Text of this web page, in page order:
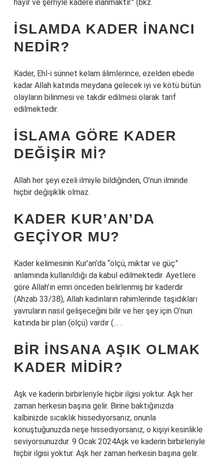
hayır ve şerriyle kadere inanmaktır.” (bkz.
İSLAMDA KADER INANCI
NEDIR?
Kader, Ehl-i sünnet kelam âlimlerince, ezelden ebede
kadar Allah katında meydana gelecek iyi ve kötü bütün
olayların bilinmesi ve takdir edilmesi olarak tarif
edilmektedir.
İSLAMA GÖRE KADER
DEĞIŞIR MI?
Allah her şeyi ezeli ilmiyle bildiğinden, O’nun ilminde
hiçbir değişiklik olmaz.
KADER KUR’AN’DA
GEÇIYOR MU?
Kader kelimesinin Kur’an’da “ölçü, miktar ve güç”
anlamında kullanıldığı da kabul edilmektedir. Ayetlere
göre Allah’ın emri önceden belirlenmiş bir kaderdir
(Ahzab 33/38), Allah kadınların rahimlerinde taşıdıkları
yavruların nasıl gelişeceğini bilir ve her şey için O’nun
katında bir plan (ölçü) vardır (… .
BIR INSANA AŞIK OLMAK
KADER MIDIR?
Aşk ve kaderin birbirleriyle hiçbir ilgisi yoktur. Aşk her
zaman herkesin başına gelir. Birine baktığınızda
kalbinizde sıcaklık hissediyorsanız, onunla
konuştuğunuzda neşe hissediyorsanız, o kişiyi kesinlikle
seviyorsunuzdur. 9 Ocak 2024Aşk ve kaderin birbirleriyle
hiçbir ilgisi yoktur. Aşk her zaman herkesin başına gelir.